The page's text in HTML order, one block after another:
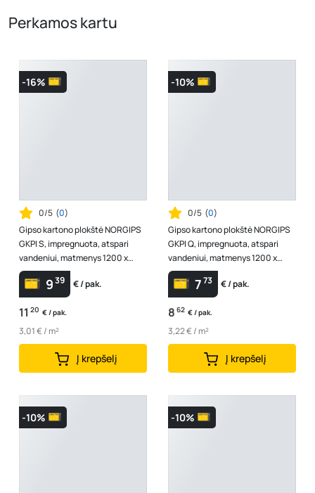
Perkamos kartu
-16%
0/5 (0)
Gipso kartono plokštė NORGIPS
GKPI S, impregnuota, atspari
vandeniui, matmenys 1200 x
2600 x 12,5 mm, 1 vnt - 3,12 m2
939 € / pak.
11 20 € / pak.
3,01 € / m²
Į krepšelį
-10%
0/5 (0)
Gipso kartono plokštė NORGIPS
GKPI Q, impregnuota, atspari
vandeniui, matmenys 1200 x
2000 x 12,5 mm, 1 vnt - 2,4 m2
773 € / pak.
8 62 € / pak.
3,22 € / m²
Į krepšelį
-10% -10%